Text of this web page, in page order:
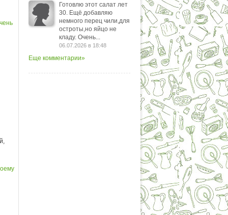
Готовлю этот салат лет
30. Ещё добавляю
немного перец чили,для
остроты,но яйцо не
кладу. Очень...
06.07.2026 в 18:48
Еще комментарии»